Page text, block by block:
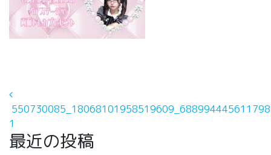
投稿ナビゲーション
1
最近の投稿